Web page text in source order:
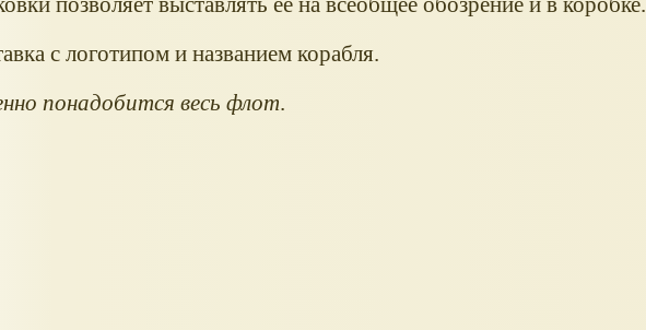
с логотипом и названием корабля.
понадобится весь флот.